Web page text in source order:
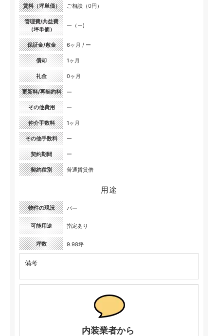
賃料（坪単価） ご相談（0円）
管理費/共益費
（坪単価）
ー（ー)
保証金/敷金 6ヶ月 / ー
償却 1ヶ月
礼金 0ヶ月
更新料/再契約料 ー
その他費用 ー
仲介手数料 1ヶ月
その他手数料 ー
契約期間 ー
契約種別 普通賃貸借
用途
物件の現況 バー
可能用途 指定あり
坪数 9.98坪
備考
内装業者から